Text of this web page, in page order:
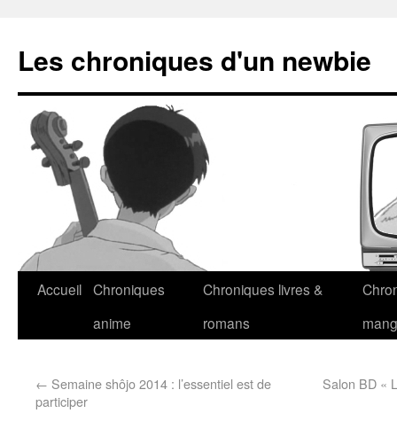
Les chroniques d'un newbie
Accueil Chroniques
anime
Chroniques livres &
romans
← Semaine shôjo 2014 : l’essentiel est de
participer
Salon BD «